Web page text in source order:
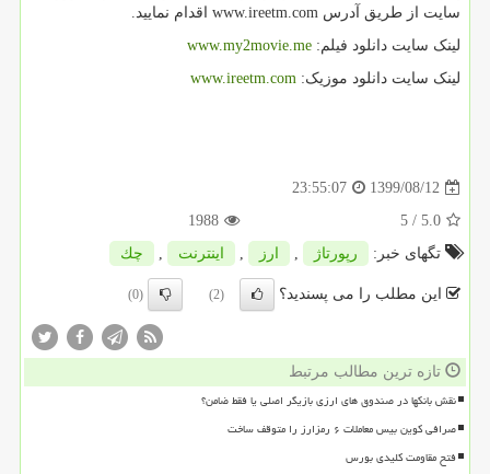
سایت از طریق آدرس www.ireetm.com اقدام نمایید.
لینک سایت دانلود فیلم: www.my2movie.me
لینک سایت دانلود موزیک: www.ireetm.com
1399/08/12
23:55:07
5.0
/ 5
1988
تگهای خبر:
رپورتاژ , ارز , اینترنت , چك
این مطلب را می پسندید؟ (2)
(0)
تازه ترین مطالب مرتبط
نقش بانکها در صندوق های ارزی بازیگر اصلی یا فقط ضامن؟
صرافی کوین بیس معاملات ۶ رمزارز را متوقف ساخت
فتح مقاومت کلیدی بورس